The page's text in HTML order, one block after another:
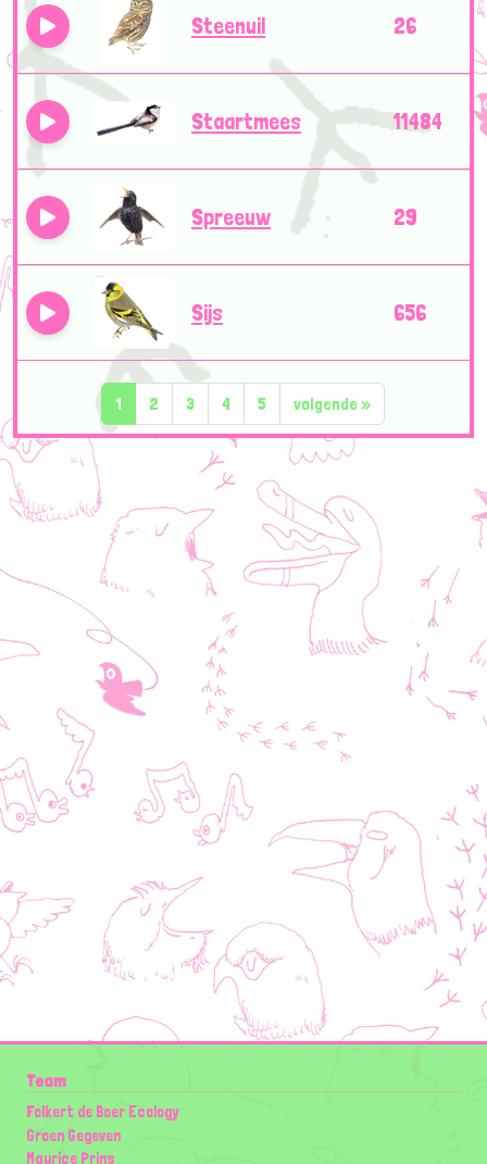
Steenuil 26
Staartmees 11484
Spreeuw 29
Sijs 656
1 2 3 4 5 volgende»
Team
Folkert de Boer Ecology
Groen Gegeven
Maurice Prins